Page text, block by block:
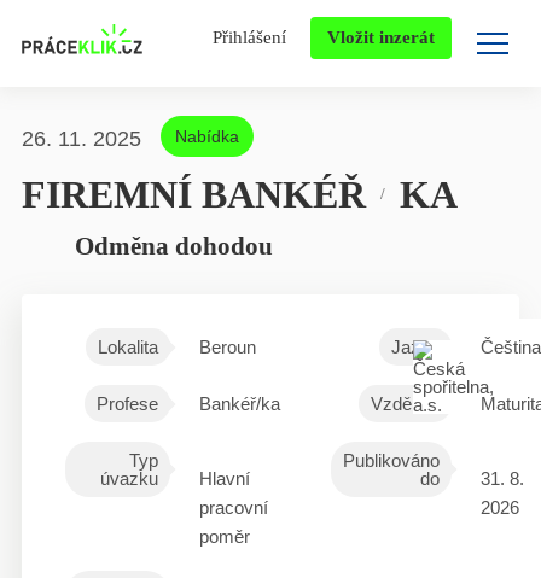
Přihlášení Vložit inzerát
26. 11. 2025 Nabídka
FIREMNÍ BANKÉŘ / KA
Odměna dohodou
Lokalita Beroun Jazyk Čeština
Profese Bankéř/ka Vzdělání
Typ
úvazku
Hlavní
pracovní
poměr
Publikováno
do
31. 8.
2026